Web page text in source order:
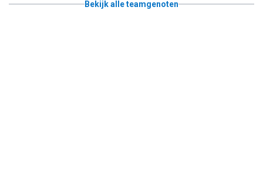
Bekijk alle teamgenoten